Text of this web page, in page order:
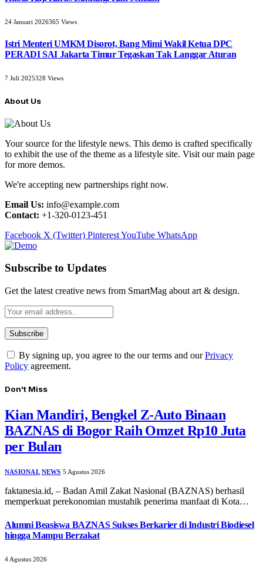
24 Januari 2026365 Views
Istri Menteri UMKM Disorot, Bang Mimi Wakil Ketua DPC
PERADI SAI Jakarta Timur Tegaskan Tak Langgar Aturan
7 Juli 2025328 Views
About Us
Your source for the lifestyle news. This demo is crafted specifically
to exhibit the use of the theme as a lifestyle site. Visit our main page
for more demos.
We're accepting new partnerships right now.
Email Us: info@example.com
Contact: +1-320-0123-451
Facebook X (Twitter) PinterestYouTube WhatsApp
Subscribe to Updates
Get the latest creative news from SmartMag about art & design.
By signing up, you agree to the our terms and ourPrivacy
Policy agreement.
Don't Miss
Kian Mandiri, Bengkel Z-Auto Binaan
BAZNAS di Bogor Raih Omzet Rp10 Juta
per Bulan
NASIONAL NEWS 5 Agustus 2026
faktanesia.id, – ​Badan Amil Zakat Nasional (BAZNAS) berhasil
memperkuat perekonomian mustahik penerima manfaat di Kota…
Alumni Beasiswa BAZNAS Sukses Berkarier di Industri Biodiesel
hingga Mampu Berzakat
4 Agustus 2026